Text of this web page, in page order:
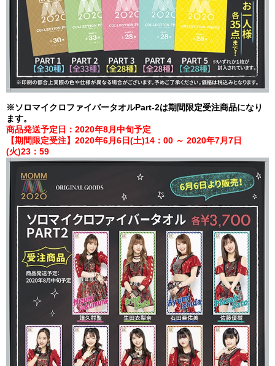
※ソロマイクロファイバータオルPart-2は期間限定受注商品になり
ます。
商品発送予定日：2020年8月中旬予定
【期間限定受注】2020年6月6日(土)14：00 ～ 2020年7月7日
(火)23：59